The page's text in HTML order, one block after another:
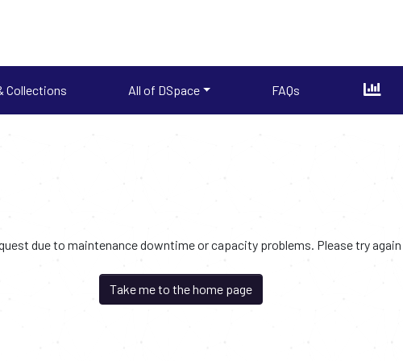
Collections All of DSpace FAQs
due to maintenance downtime or capacity problems. Please try again
Take me to the home page